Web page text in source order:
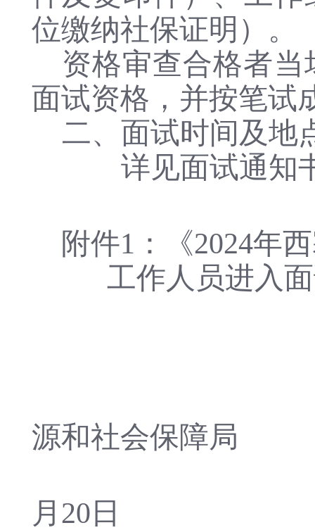
位缴纳社保证明）。
资格审查合格者
面试资格，并按笔试
二、面试时间及地
详见面试通知
附件1： 《2024年
工作人员进入
源和社会保障局
月20 日